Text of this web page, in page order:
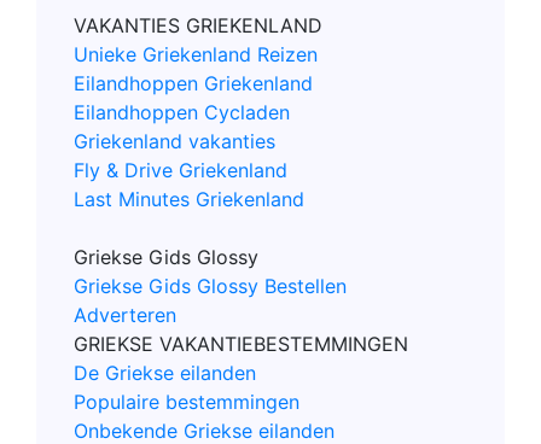
VAKANTIES GRIEKENLAND
Unieke Griekenland Reizen
Eilandhoppen Griekenland
Eilandhoppen Cycladen
Griekenland vakanties
Fly & Drive Griekenland
Last Minutes Griekenland
Griekse Gids Glossy
Griekse Gids Glossy Bestellen
Adverteren
GRIEKSE VAKANTIEBESTEMMINGEN
De Griekse eilanden
Populaire bestemmingen
Onbekende Griekse eilanden